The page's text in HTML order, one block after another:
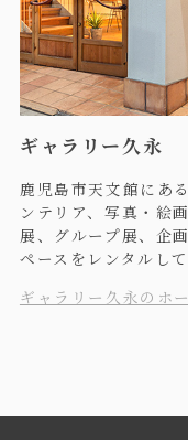
ギャラリー久永
鹿児島市天文館にあ
ンテリア、写真・絵
展、グループ展、企
ペースをレンタルして
ギャラリー久永のホ